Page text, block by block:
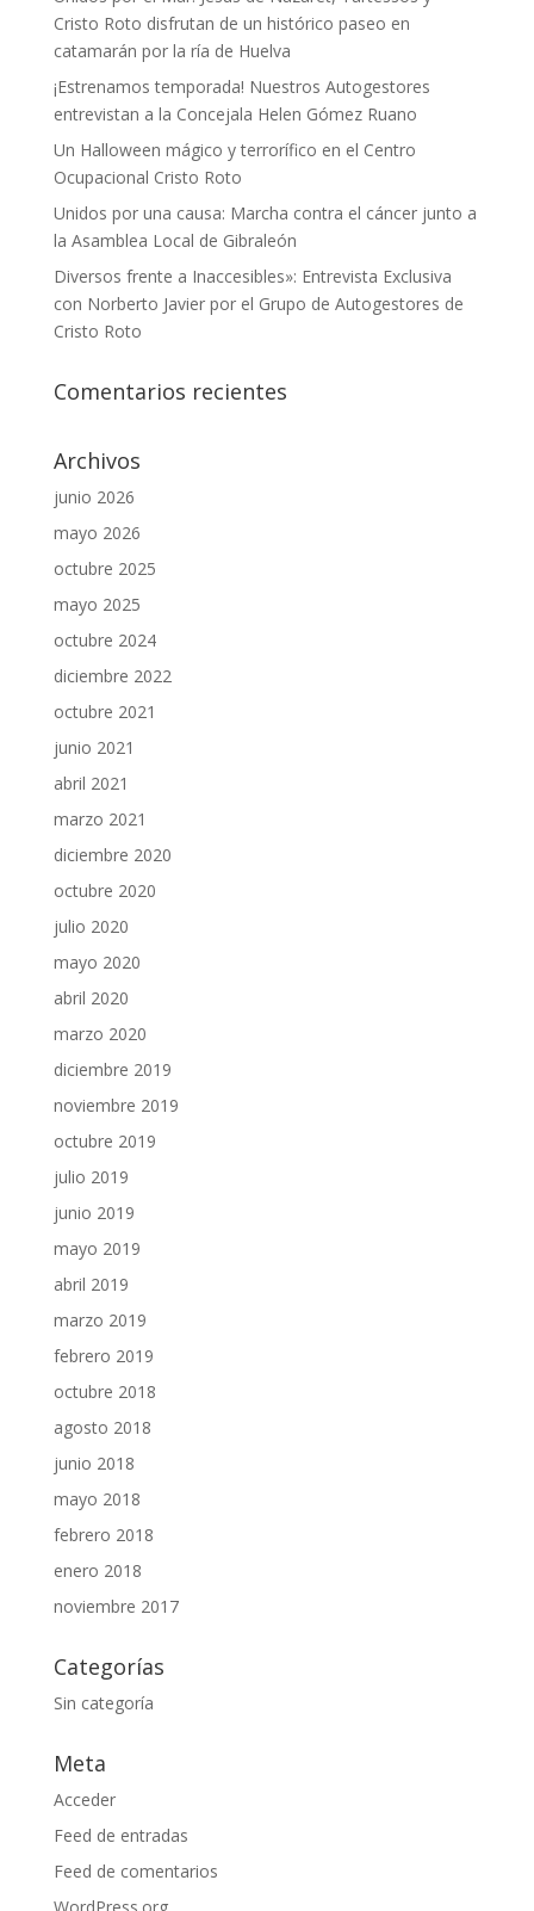
Cristo Roto disfrutan de un histórico paseo en
catamarán por la ría de Huelva
¡Estrenamos temporada! Nuestros Autogestores
entrevistan a la Concejala Helen Gómez Ruano
Un Halloween mágico y terrorífico en el Centro
Ocupacional Cristo Roto
Unidos por una causa: Marcha contra el cáncer junto a
la Asamblea Local de Gibraleón
Diversos frente a Inaccesibles»: Entrevista Exclusiva
con Norberto Javier por el Grupo de Autogestores de
Cristo Roto
Comentarios recientes
Archivos
junio 2026
mayo 2026
octubre 2025
mayo 2025
octubre 2024
diciembre 2022
octubre 2021
junio 2021
abril 2021
marzo 2021
diciembre 2020
octubre 2020
julio 2020
mayo 2020
abril 2020
marzo 2020
diciembre 2019
noviembre 2019
octubre 2019
julio 2019
junio 2019
mayo 2019
abril 2019
marzo 2019
febrero 2019
octubre 2018
agosto 2018
junio 2018
mayo 2018
febrero 2018
enero 2018
noviembre 2017
Categorías
Sin categoría
Meta
Acceder
Feed de entradas
Feed de comentarios
WordPress.org